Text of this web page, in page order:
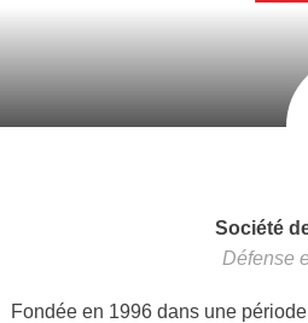
Société
Défense
Fondée en 1996 dans une